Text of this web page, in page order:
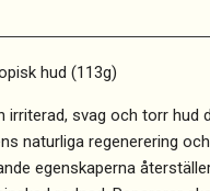
hud (113g)
svag och torr hud
naturliga regenerering
egenskaperna